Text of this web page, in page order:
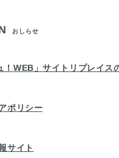
おしらせ
！WEB」サイトリプレイス
ポリシー
サイト